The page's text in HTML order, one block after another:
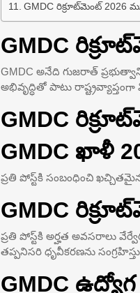
GMDC రిక్రూట్‌మెంట్ 2026
GMDC
GMDC అనేది గుజరాత్
అభివృద్ధితో పాటు
GMDC
GMDC ఖాళీ
ప్రతి పోస్ట్‌కి సంబంధించి
GMDC
ప్రతి పోస్ట్‌కి అర్హత అవసరాలు
తప్పనిసరి ధృవీకరణను
GMDC